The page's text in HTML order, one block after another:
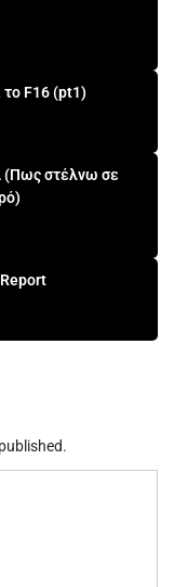
το F16 (pt1)
(Πως στέλνω σε